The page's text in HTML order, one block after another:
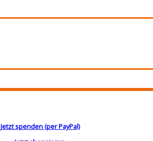
Jetzt spenden (per PayPal)